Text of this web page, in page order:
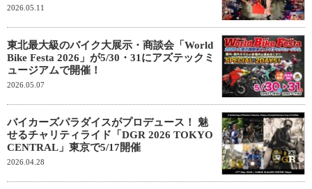
2026.05.11
東北最大級のバイク大展示・商談会「World
Bike Festa 2026」が5/30・31にアズテックミ
ュージアムで開催！
2026.05.07
バイカーズパラダイスがプロデュース！ 魅
せるチャリティライド「DGR 2026 TOKYO
CENTRAL」東京で5/17開催
2026.04.28